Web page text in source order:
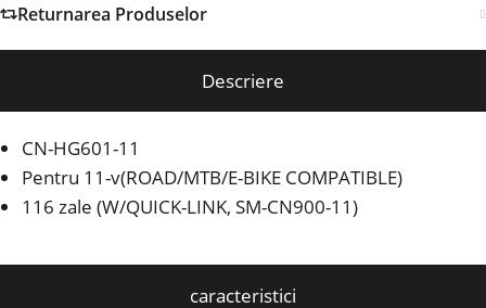
Returnarea Produselor
Descriere
CN-HG601-11
Pentru 11-v(ROAD/MTB/E-BIKE COMPATIBLE)
116 zale (W/QUICK-LINK, SM-CN900-11)
caracteristici